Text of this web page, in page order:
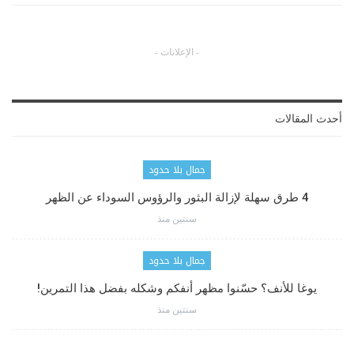
- الإعلانات -
أحدث المقالات
جمال بلا حدود
4 طرق سهلة لإزالة البثور والرؤوس السوداء عن الظهر
سنتين منذ
جمال بلا حدود
يوغا للأنف؟ حسّنوا مظهر أنفكم وشكله بفضل هذا التمرين!
سنتين منذ